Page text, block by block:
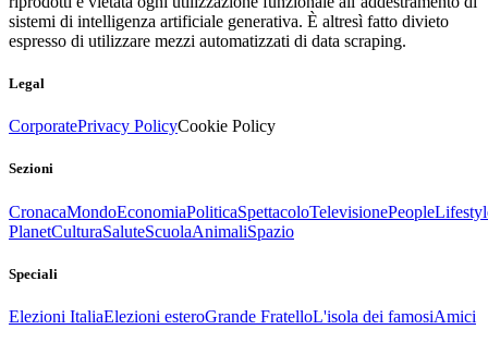
sistemi di intelligenza artificiale generativa. È altresì fatto divieto
espresso di utilizzare mezzi automatizzati di data scraping.
Legal
CorporatePrivacy PolicyCookie Policy
Sezioni
CronacaMondoEconomiaPoliticaSpettacoloTelevisionePeople
PlanetCulturaSaluteScuolaAnimaliSpazio
Speciali
Elezioni ItaliaElezioni esteroGrande FratelloL'isola dei famosiAmici